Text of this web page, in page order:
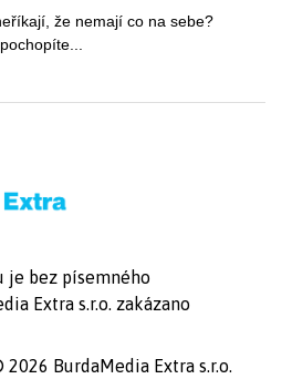
že nemají co na sebe?
je bez písemného
Extra s.r.o. zakázano
2026 BurdaMedia Extra s.r.o.